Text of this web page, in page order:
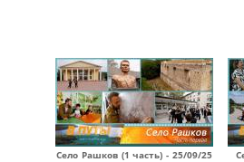
Село Рашков (1 часть) - 25/09/25